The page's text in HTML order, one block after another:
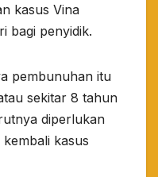
kasus Vina
bagi penyidik.
pembunuhan itu
sekitar 8 tahun
diperlukan
kasus